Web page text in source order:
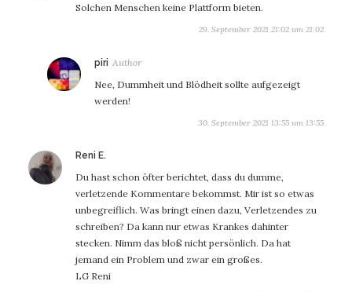
Solchen Menschen keine Plattform bieten.
29. September 2021 21:02 um 21:02
piri sagt:
Nee, Dummheit und Blödheit sollte aufgezeigt
werden!
30. September 2021 13:55 um 13:55
Reni E.
Du hast schon öfter berichtet, dass du dumme,
verletzende Kommentare bekommst. Mir ist so etwas
unbegreiflich. Was bringt einen dazu, Verletzendes zu
schreiben? Da kann nur etwas Krankes dahinter
stecken. Nimm das bloß nicht persönlich. Da hat
jemand ein Problem und zwar ein großes.
LG Reni